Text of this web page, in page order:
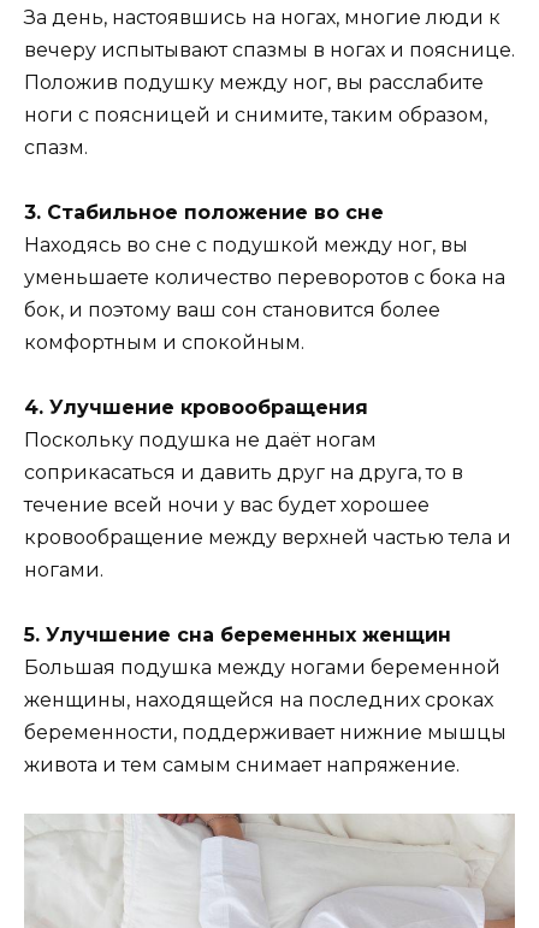
За день, настоявшись на ногах, многие люди к
вечеру испытывают спазмы в ногах и пояснице.
Положив подушку между ног, вы расслабите
ноги с поясницей и снимите, таким образом,
спазм.
3. Стабильное положение во сне
Находясь во сне с подушкой между ног, вы
уменьшаете количество переворотов с бока на
бок, и поэтому ваш сон становится более
комфортным и спокойным.
4. Улучшение кровообращения
Поскольку подушка не даёт ногам
соприкасаться и давить друг на друга, то в
течение всей ночи у вас будет хорошее
кровообращение между верхней частью тела и
ногами.
5. Улучшение сна беременных женщин
Большая подушка между ногами беременной
женщины, находящейся на последних сроках
беременности, поддерживает нижние мышцы
живота и тем самым снимает напряжение.